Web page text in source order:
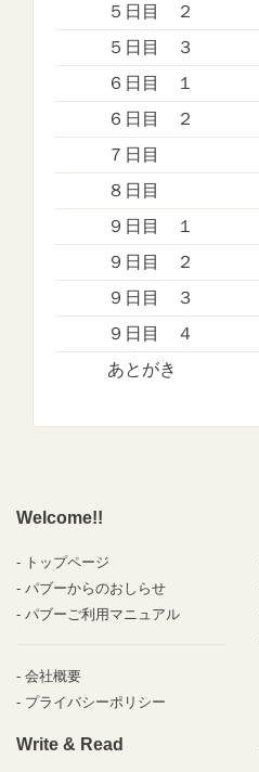
５日目 ２
５日目 ３
６日目 １
６日目 ２
７日目
８日目
９日目 １
９日目 ２
９日目 ３
９日目 ４
あとがき
Welcome!!
トップページ
パブーからのおしらせ
パブーご利用マニュアル
会社概要
プライバシーポリシー
Write & Read